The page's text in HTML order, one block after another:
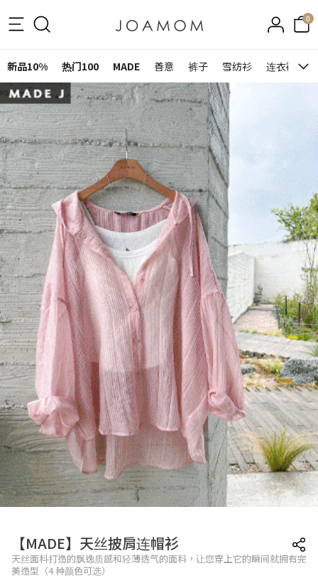
0
新品10% 热门100 MADE 善意 裤子 雪纺衫 连衣裙&裙
【MADE】天丝披肩连帽衫
天丝面料打造的飘逸质感和轻薄透气的面料，让您穿上它的瞬间就拥有完
美造型（4 种颜色可选）